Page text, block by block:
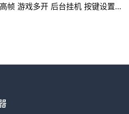
帧 游戏多开 后台挂机 按键设置